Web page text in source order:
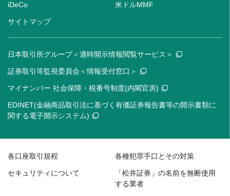
iDeCo 米ドルMMF
サイトマップ
日本取引所グループ＜適時開示情報閲覧サービス＞
証券取引等監視委員会＜情報受付窓口＞
マイナンバー 社会保障・税番号制度(内閣官房)
EDINET(金融商品取引法に基づく有価証券報告書等の開示書類に
関する電子開示システム)
各口座取引規程 各種犯罪手口とその対策
セキュリティについて
「松井証券」の名前を無断使用
する業者